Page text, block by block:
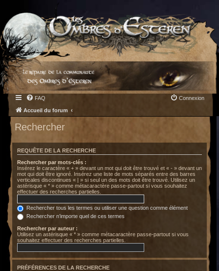
FAQ Connexion
Accueil du forum
Rechercher
REQUÊTE DE LA RECHERCHE
Rechercher par mots-clés :
Insérez le caractère « + » devant un mot qui doit être trouvé et « - » devant un
mot qui doit être ignoré. Insérez une liste de mots séparés entre des barres
verticales discontinues « | » si seul un des mots doit être trouvé. Utilisez un
astérisque « * » comme métacaractère passe-partout si vous souhaitez
effectuer des recherches partielles.
Rechercher tous les termes ou utiliser une question comme élément
Rechercher n’importe quel de ces termes
Rechercher par auteur :
Utilisez un astérisque « * » comme métacaractère passe-partout si vous
souhaitez effectuer des recherches partielles.
PRÉFÉRENCES DE LA RECHERCHE